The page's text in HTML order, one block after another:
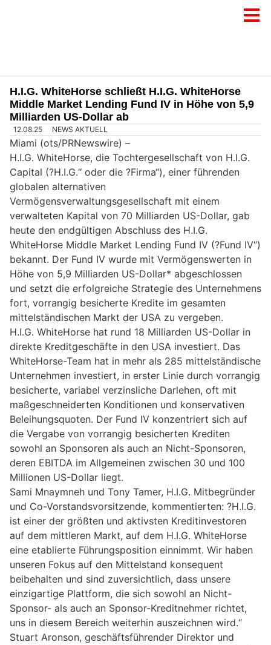
H.I.G. WhiteHorse schließt H.I.G. WhiteHorse
Middle Market Lending Fund IV in Höhe von 5,9
Milliarden US-Dollar ab
12.08.25 NEWS AKTUELL
Miami (ots/PRNewswire) –
H.I.G. WhiteHorse, die Tochtergesellschaft von H.I.G.
Capital (?H.I.G.“ oder die ?Firma“), einer führenden
globalen alternativen
Vermögensverwaltungsgesellschaft mit einem
verwalteten Kapital von 70 Milliarden US-Dollar, gab
heute den endgültigen Abschluss des H.I.G.
WhiteHorse Middle Market Lending Fund IV (?Fund IV“)
bekannt. Der Fund IV wurde mit Vermögenswerten in
Höhe von 5,9 Milliarden US-Dollar* abgeschlossen
und setzt die erfolgreiche Strategie des Unternehmens
fort, vorrangig besicherte Kredite im gesamten
mittelständischen Markt der USA zu vergeben.
H.I.G. WhiteHorse hat rund 18 Milliarden US-Dollar in
direkte Kreditgeschäfte in den USA investiert. Das
WhiteHorse-Team hat in mehr als 285 mittelständische
Unternehmen investiert, in erster Linie durch vorrangig
besicherte, variabel verzinsliche Darlehen, oft mit
maßgeschneiderten Konditionen und konservativen
Beleihungsquoten. Der Fund IV konzentriert sich auf
die Vergabe von vorrangig besicherten Krediten
sowohl an Sponsoren als auch an Nicht-Sponsoren,
deren EBITDA im Allgemeinen zwischen 30 und 100
Millionen US-Dollar liegt.
Sami Mnaymneh und Tony Tamer, H.I.G. Mitbegründer
und Co-Vorstandsvorsitzende, kommentierten: ?H.I.G.
ist einer der größten und aktivsten Kreditinvestoren
auf dem mittleren Markt, auf dem H.I.G. WhiteHorse
eine etablierte Führungsposition einnimmt. Wir haben
unseren Fokus auf den Mittelstand konsequent
beibehalten und sind zuversichtlich, dass unsere
einzigartige Plattform, die sich sowohl an Nicht-
Sponsor- als auch an Sponsor-Kreditnehmer richtet,
uns in diesem Bereich weiterhin auszeichnen wird.“
Stuart Aronson, geschäftsführender Direktor und